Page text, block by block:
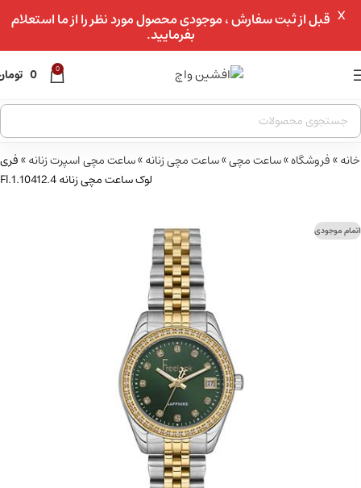
عبور به ناوبری
0
0
خانه»فروشگاه»ساعت مچی»ساعت مچی زنانه»ساعت مچی اسپرت زنانه»فری
لوک ساعت مچی زنانه Fl.1.10412.4
اتمام موجودی
قبل از ثبت سفارش ، موجودی محصول مورد نظر را از ما استعلام
بفرمایید.
X